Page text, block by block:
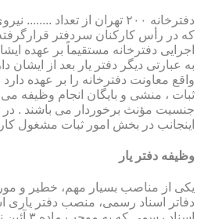
دفترخانه ۲۰۰ تهران از تعداد
که در رأس کارکنان سردفتر
اجرایی دفترخانه مستقیماً بر عهده
به عبارتی دیگر دفتر یار بعد از
واقع معاونت دفترخانه را بر عهده
ثبات ، منشی و بایگان انجام وظیفه می
جنسیت مؤنث برخوردار می باشند .
اینجانب در بخش امور ثبات مشغول
وظیفه دفتر یار
یكی از مناصب بسیار مهم، خطیر و
دفاتر اسناد رسمی، منصب دفتر یاری